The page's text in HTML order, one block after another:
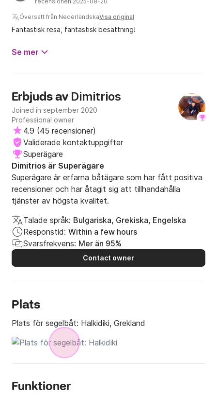
Översatt från NederländskaVisa original
Fantastisk resa, fantastisk besättning!
Se mer
Erbjuds av Dimitrios
Joined in september 2020
Professional owner
4.9 (45 recensioner)
Validerade kontaktuppgifter
Superägare
Dimitrios är Superägare
Superägare är erfarna båtägare som har fått positiva
recensioner och har åtagit sig att tillhandahålla
tjänster av högsta kvalitet.
Talade språk: Bulgariska, Grekiska, Engelska
Responstid: Within a few hours
Svarsfrekvens: Mer än 95%
Contact owner
Plats
Plats för segelbåt: Halkidiki, Grekland
Funktioner